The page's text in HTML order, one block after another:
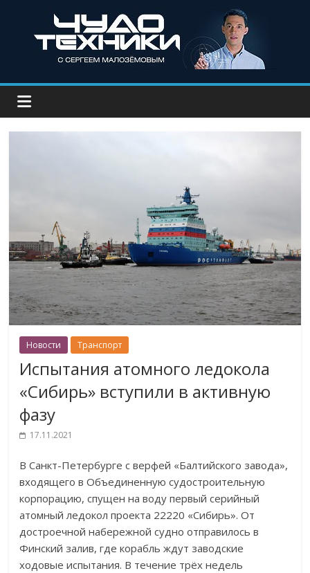
Новости Транспорт
Испытания атомного ледокола
«Сибирь» вступили в активную
фазу
17.11.2021
В Санкт-Петербурге с верфей «Балтийского завода»,
входящего в Объединенную судостроительную
корпорацию, спущен на воду первый серийный
атомный ледокол проекта 22220 «Сибирь». От
достроечной набережной судно отправилось в
Финский залив, где корабль ждут заводские
ходовые испытания. В течение трёх недель